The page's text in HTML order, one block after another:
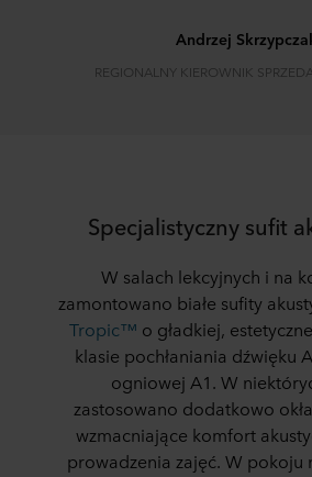
Andrzej
REGIONALNY KIEROWNIK
Specjalistyczny sufit
W salach lekcyjnych i na
zamontowano białe sufity
Tropic™ o gładkiej,
klasie pochłaniania dźwięku
ogniowej A1. W
zastosowano dodatkowo
wzmacniające komfort
prowadzenia zajęć. W pokoju